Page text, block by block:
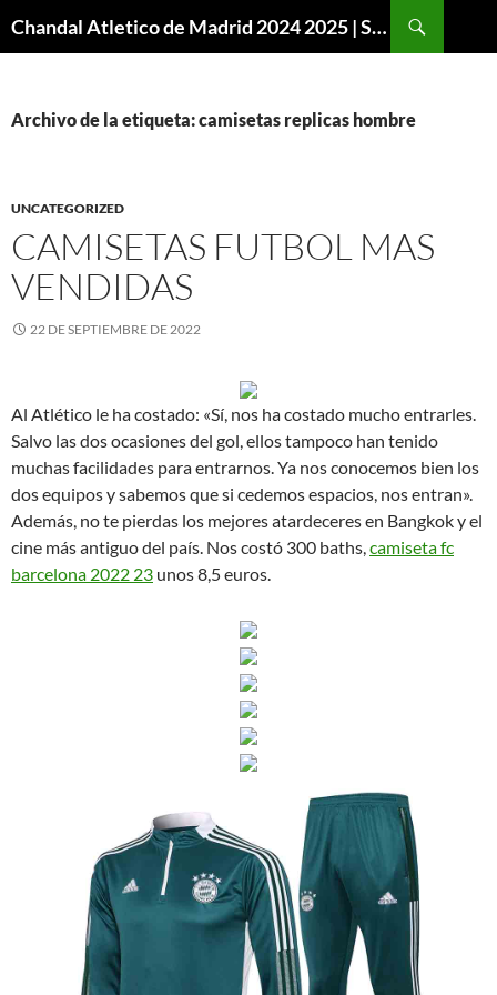
Chandal Atletico de Madrid 2024 2025 | SuperVigo
Archivo de la etiqueta: camisetas replicas hombre
UNCATEGORIZED
CAMISETAS FUTBOL MAS
VENDIDAS
22 DE SEPTIEMBRE DE 2022
Al Atlético le ha costado: «Sí, nos ha costado mucho entrarles.
Salvo las dos ocasiones del gol, ellos tampoco han tenido
muchas facilidades para entrarnos. Ya nos conocemos bien los
dos equipos y sabemos que si cedemos espacios, nos entran».
Además, no te pierdas los mejores atardeceres en Bangkok y el
cine más antiguo del país. Nos costó 300 baths,camiseta fc
barcelona 2022 23 unos 8,5 euros.